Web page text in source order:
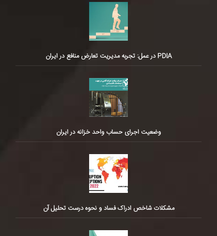
PDIA در عمل: تجربه مدیریت تعارض منافع در ایران
وضعیت اجرای حساب واحد خزانه در ایران
مشکلات شاخص ادراک فساد و نحوه درست تحلیل آن